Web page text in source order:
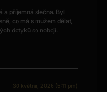
a příjemná slečna. Byl
co má s mužem dělat,
dotyků se nebojí.
30 května, 2026 (5:11 pm)